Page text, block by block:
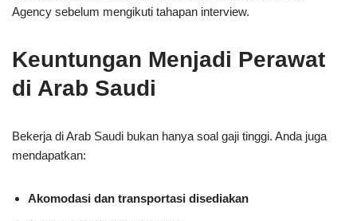
Agency sebelum mengikuti tahapan interview.
Keuntungan Menjadi Perawat
di Arab Saudi
Bekerja di Arab Saudi bukan hanya soal gaji tinggi. Anda juga
mendapatkan:
Akomodasi dan transportasi disediakan